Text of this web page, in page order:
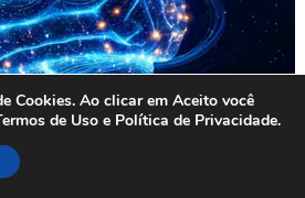
Cookies. Ao clicar em Aceito você
de Uso e Política de Privacidade.